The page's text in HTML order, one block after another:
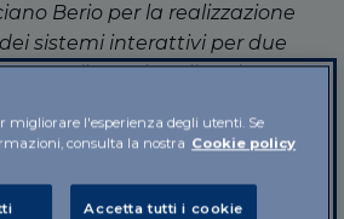
Berio per la realizzazione
sistemi interattivi per due
alla Scala, Milano)
a progetti artistici
ricerca scientifica
”, afferma il
migliorare l'esperienza degli utenti. Se
consulta la nostra Cookie policy
Accetta tutti i cookie